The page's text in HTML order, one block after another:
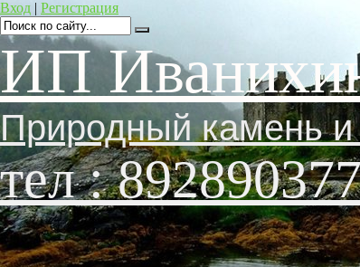
Вход | Регистрация
ИП
Природный камень и
тел :